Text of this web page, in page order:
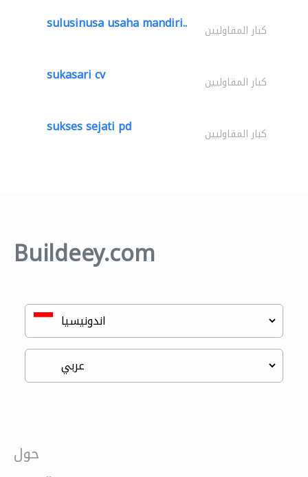
sulusinusa usaha mandiri.. كبار المقاوليين
sukasari cv كبار المقاوليين
sukses sejati pd كبار المقاوليين
Buildeey.com
حول